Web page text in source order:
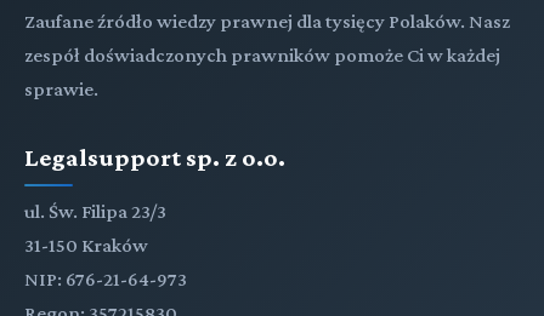
Zaufane źródło wiedzy prawnej dla tysięcy Polaków. Nasz
zespół doświadczonych prawników pomoże Ci w każdej
sprawie.
Legalsupport sp. z o.o.
ul. Św. Filipa 23/3
31-150 Kraków
NIP: 676-21-64-973